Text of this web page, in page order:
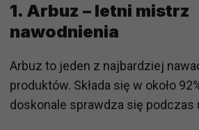
1. Arbuz – letni mistrz
nawodnienia
Arbuz to jeden z najbardziej
produktów. Składa się w około
doskonale sprawdza się podczas